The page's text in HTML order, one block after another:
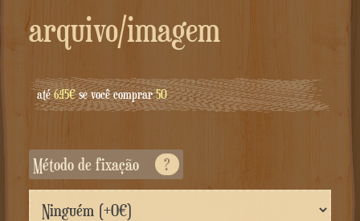
arquivo/imagem
até6.45€se você comprar50
Método de fixação ?